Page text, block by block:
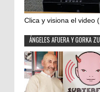
Clica y visiona el video
ÁNGELES AFUERA Y GORKA